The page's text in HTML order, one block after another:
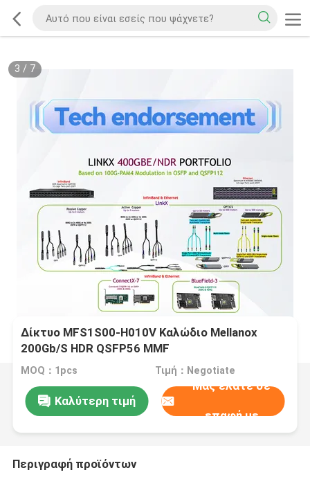
3 / 7
Δίκτυο MFS1S00-H010V Καλώδιο Mellanox
200Gb/S HDR QSFP56 MMF
MOQ：1pcs Τιμή：Negotiate
Καλύτερη τιμή
Μας ελάτε σε
επαφή με
Περιγραφή προϊόντων